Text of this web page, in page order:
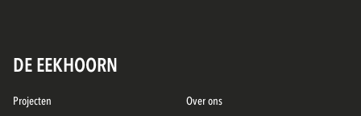
DE EEKHOORN
Projecten
Over ons